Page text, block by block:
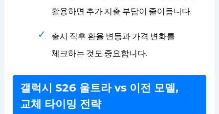
활용하면 추가 지출 부담이 줄어듭니다.
출시 직후 환율 변동과 가격 변화를
체크하는 것도 중요합니다.
갤럭시 S26 울트라 vs 이전 모델,
교체 타이밍 전략